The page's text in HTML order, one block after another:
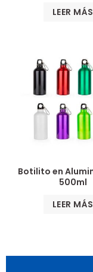
LEER MÁS
Botilito en
500ml
LEER MÁS